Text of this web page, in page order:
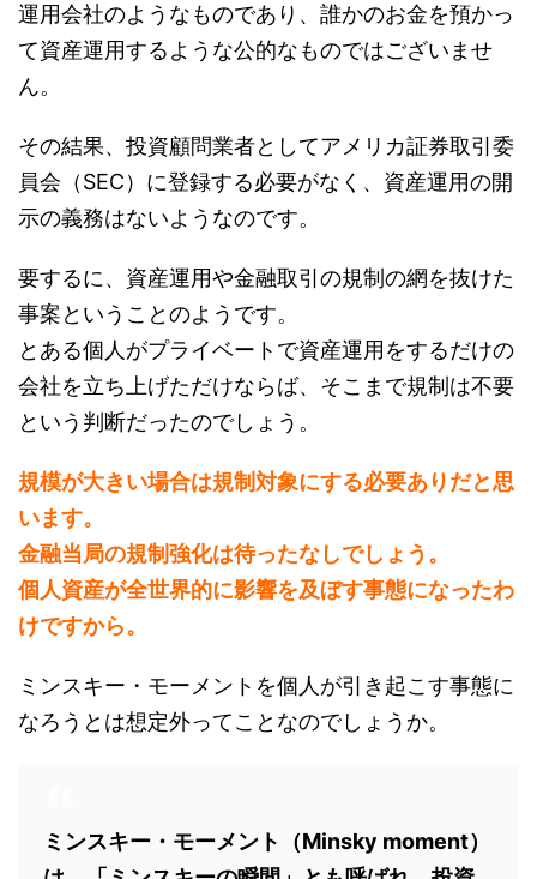
運用会社のようなものであり、誰かのお金を預かっ
て資産運用するような公的なものではございませ
ん。
その結果、投資顧問業者としてアメリカ証券取引委
員会（SEC）に登録する必要がなく、資産運用の開
示の義務はないようなのです。
要するに、資産運用や金融取引の規制の網を抜けた
事案ということのようです。
とある個人がプライベートで資産運用をするだけの
会社を立ち上げただけならば、そこまで規制は不要
という判断だったのでしょう。
規模が大きい場合は規制対象にする必要ありだと思
います。
金融当局の規制強化は待ったなしでしょう。
個人資産が全世界的に影響を及ぼす事態になったわ
けですから。
ミンスキー・モーメントを個人が引き起こす事態に
なろうとは想定外ってことなのでしょうか。
ミンスキー・モーメント（Minsky moment）